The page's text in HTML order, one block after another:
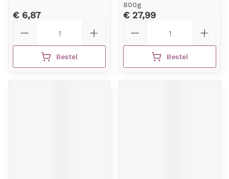
€ 6,87
Bestel
800g
€ 27,99
Bestel